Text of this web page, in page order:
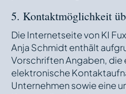
5. Kontaktmöglichkeit
Die Internetseite von KI
Anja Schmidt enthält
Vorschriften Angaben, die
elektronische
Unternehmen sowie eine